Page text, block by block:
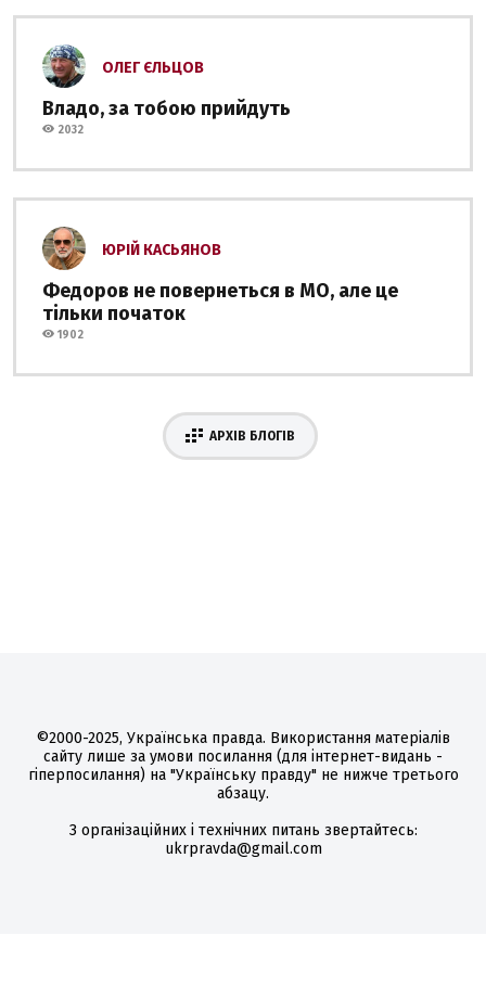
ОЛЕГ ЄЛЬЦОВ
Владо, за тобою прийдуть
2032
ЮРІЙ КАСЬЯНОВ
Федоров не повернеться в МО, але це
тільки початок
1902
АРХІВ БЛОГІВ
©2000-2025, Українська правда. Використання матеріалів
сайту лише за умови посилання (для інтернет-видань -
гіперпосилання) на "Українську правду" не нижче третього
абзацу.
З організаційних і технічних питань звертайтесь:
ukrpravda@gmail.com